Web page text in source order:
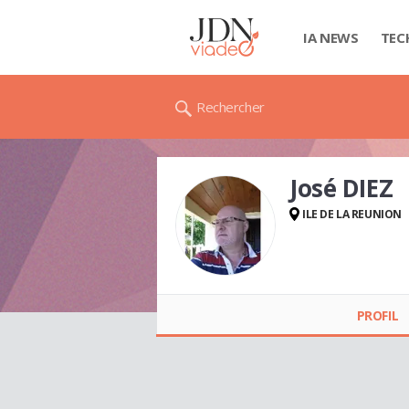
IA NEWS
Rechercher
José DIEZ
ILE DE LA REUNION
PROFIL